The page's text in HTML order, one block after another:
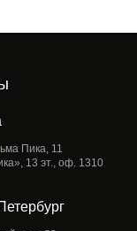
Пика, 11
13 эт., оф. 1310